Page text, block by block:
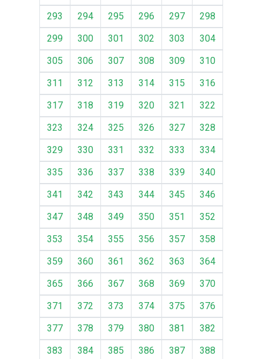
293
294 295 296 297
298
299
300 301 302 303
304
305
306 307 308 309
310
311
312 313 314 315
316
317
318 319 320 321
322
323
324 325 326 327
328
329
330 331 332 333
334
335
336 337 338 339
340
341
342 343 344 345
346
347
348 349 350 351
352
353
354 355 356 357
358
359
360 361 362 363
364
365
366 367 368 369
370
371
372 373 374 375
376
377
378 379 380 381
382
383
384 385 386 387 388